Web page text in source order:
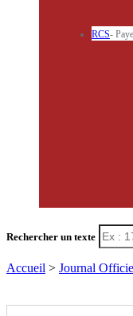
RCS-
Rechercher un texte
Accueil > Journal